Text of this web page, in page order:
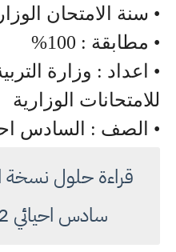
• سنة الامتحان الوزاري :
• مطابقة : 100%
• اعداد : وزارة
للامتحانات الوزارية
• الصف : السادس
قراءة حلول نسخة
سادس احيائي 2022 الدور الاول